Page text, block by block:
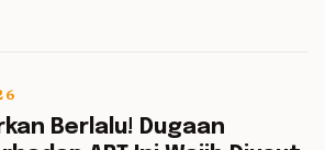
Berlalu! Dugaan